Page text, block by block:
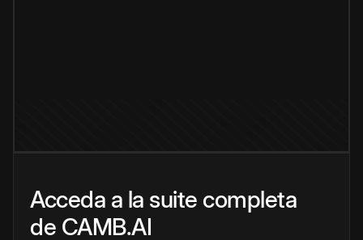
Acceda a la suite completa
de CAMB.AI